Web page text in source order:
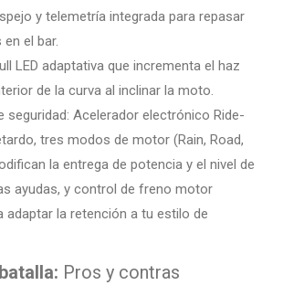
y telemetría integrada para repasar
el bar.
LED adaptativa que incrementa el haz
de la curva al inclinar la moto.
seguridad: Acelerador electrónico Ride-
tres modos de motor (Rain, Road,
la entrega de potencia y el nivel de
ayudas, y control de freno motor
adaptar la retención a tu estilo de
Pros y contras